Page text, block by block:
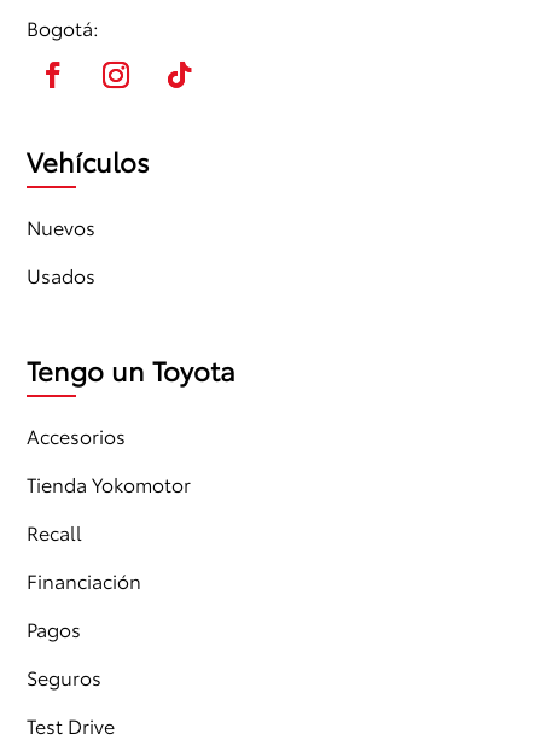
Bogotá:
Vehículos
Nuevos
Usados
Tengo un Toyota
Accesorios
Tienda Yokomotor
Recall
Financiación
Pagos
Seguros
Test Drive